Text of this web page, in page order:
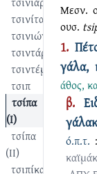
τσινίτασι
τσινιώνας
τσιντάρ
τσιντέμι
τσιπ
τσίπα
(I)
τσίπα
(II)
τσιπίκα
Μεσν.
ουσ.
1.
γάλα,
άθος,
β.
ό.π.τ.